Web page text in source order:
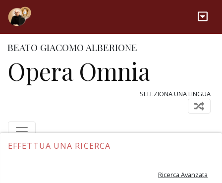
BEATO GIACOMO ALBERIONE
Opera Omnia
SELEZIONA UNA LINGUA
EFFETTUA UNA RICERCA
Ricerca Avanzata